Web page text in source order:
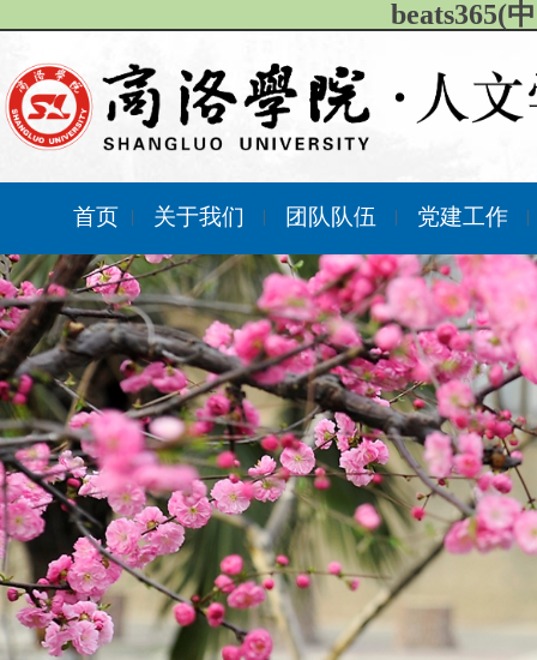
beats365(
首页 | 关于我们 | 团队队伍 | 党建工作 |